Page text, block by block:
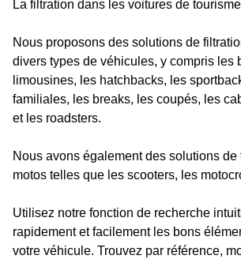
La filtration dans les voitures de
Nous proposons des solutions de
divers types de véhicules, y compris les
limousines, les hatchbacks, les
familiales, les breaks, les coupés, les
et les roadsters.
Nous avons également des solutions
motos telles que les scooters, les
Utilisez notre fonction de recherche
rapidement et facilement les bons
votre véhicule. Trouvez par référence,